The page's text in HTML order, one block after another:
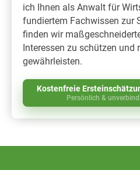
ich Ihnen als Anwalt für
fundiertem Fachwissen zur
finden wir
Interessen zu schützen und
gewährleisten.
Kostenfreie
Persönlich &